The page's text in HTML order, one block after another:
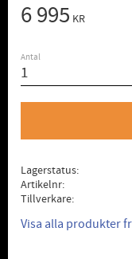
6 995 KR
Antal
Lagerstatus
Artikelnr
Tillverkare
Visa alla produkter